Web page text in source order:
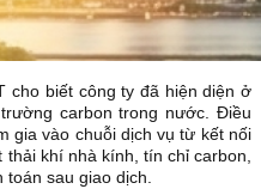
cho biết công ty đã hiện diện ở
carbon trong nước. Điều
gia vào chuỗi dịch vụ từ kết nối
khí nhà kính, tín chỉ carbon,
sau giao dịch.